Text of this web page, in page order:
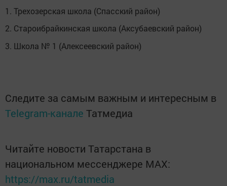
1. Трехозерская школа (Спасский район)
2. Староибрайкинская школа (Аксубаевский район)
3. Школа № 1 (Алексеевский район)
Следите за самым важным и интересным в
Telegram-канале Татмедиа
Читайте новости Татарстана в
национальном мессенджере MАХ:
https://max.ru/tatmedia